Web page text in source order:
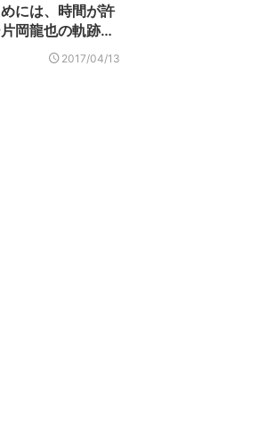
には、時間が許
岡龍也の軌跡…
2017/04/13